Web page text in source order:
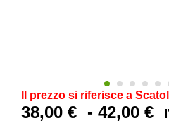
Il prezzo si riferisce a
38,00 € - 42,00 €